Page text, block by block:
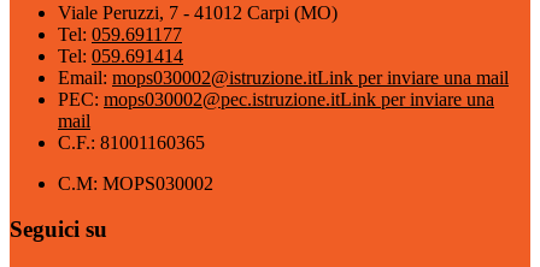
Viale Peruzzi, 7 - 41012 Carpi (MO)
Tel: 059.691177
Tel: 059.691414
Email: mops030002@istruzione.itLink per inviare una mail
PEC: mops030002@pec.istruzione.itLink per inviare una
mail
C.F.: 81001160365
C.M: MOPS030002
Seguici su